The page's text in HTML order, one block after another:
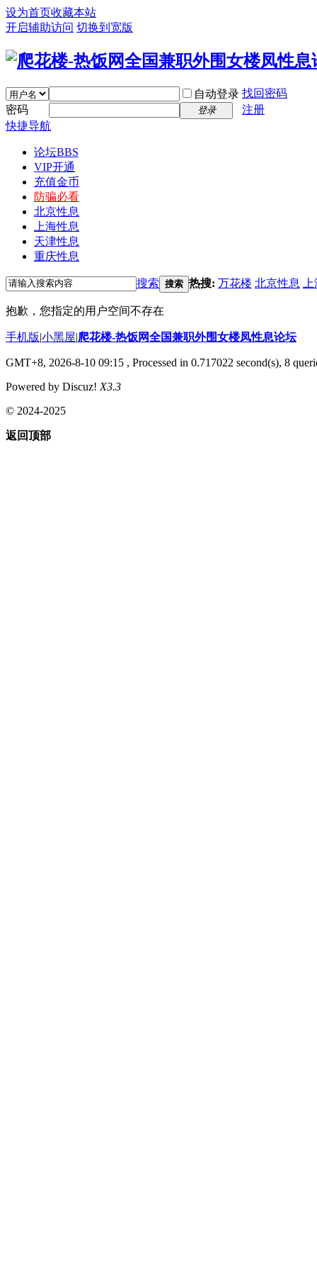
设为首页收藏本站
开启辅助访问 切换到宽版
自动登录 找回密码
密码
登录
注册
快捷导航
论坛BBS
VIP开通
充值金币
防骗必看
北京性息
上海性息
天津性息
重庆性息
搜索 搜索 热搜: 万花楼 北京性息
抱歉，您指定的用户空间不存在
手机版|小黑屋|爬花楼-热饭网全国兼职外围女楼凤性息论坛
GMT+8, 2026-8-10 09:15 , Processed in 0.717022 second(s), 8
Powered by Discuz! X3.3
© 2024-2025
返回顶部